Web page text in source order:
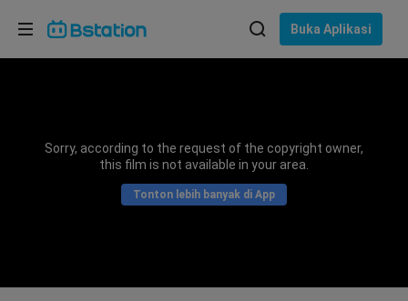
Buka Aplikasi
Sorry, according to the request of the copyright owner,
this film is not available in your area.
Tonton lebih banyak di App
Pilih bahasa
Bahasa Indonesia